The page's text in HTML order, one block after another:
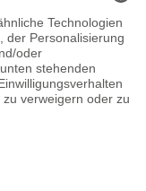
gekommen.
Leben gekommen.
Bau und die
die Österreichische
europaweiten
Typ Bombardier